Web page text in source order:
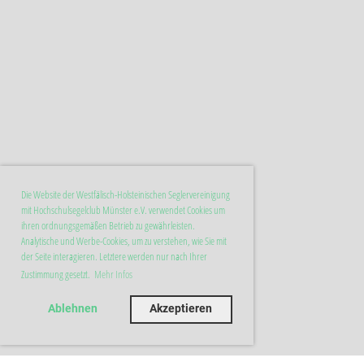
Die Website der Westfälisch-Holsteinischen Seglervereinigung
mit Hochschulsegelclub Münster e.V. verwendet Cookies um
ihren ordnungsgemäßen Betrieb zu gewährleisten.
Analytische und Werbe-Cookies, um zu verstehen, wie Sie mit
der Seite interagieren. Letztere werden nur nach Ihrer
Zustimmung gesetzt. Mehr Infos
Ablehnen Akzeptieren